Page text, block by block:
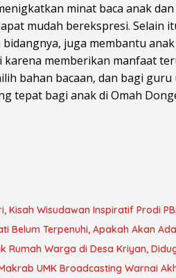
minat baca anak
mudah berekspresi. Selain
juga membantu
karena memberikan manfaat
bahan bacaan, dan bagi
tepat bagi anak di Omah
Kisah Wisudawan Inspiratif Prodi
Belum Terpenuhi, Apakah Akan
Rumah Warga di Desa Kriyan,
UMK Broadcasting Warnai